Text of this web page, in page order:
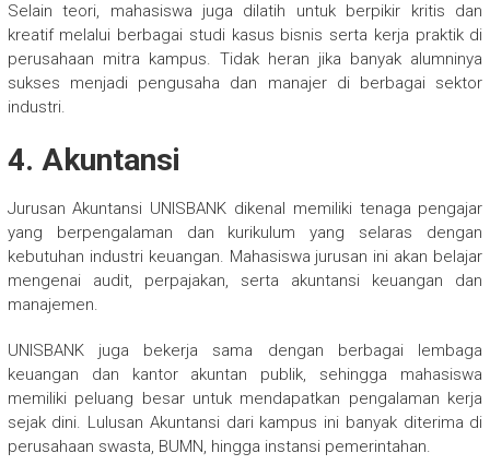
Selain teori, mahasiswa juga dilatih untuk berpikir kritis dan
kreatif melalui berbagai studi kasus bisnis serta kerja praktik di
perusahaan mitra kampus. Tidak heran jika banyak alumninya
sukses menjadi pengusaha dan manajer di berbagai sektor
industri.
4. Akuntansi
Jurusan Akuntansi UNISBANK dikenal memiliki tenaga pengajar
yang berpengalaman dan kurikulum yang selaras dengan
kebutuhan industri keuangan. Mahasiswa jurusan ini akan belajar
mengenai audit, perpajakan, serta akuntansi keuangan dan
manajemen.
UNISBANK juga bekerja sama dengan berbagai lembaga
keuangan dan kantor akuntan publik, sehingga mahasiswa
memiliki peluang besar untuk mendapatkan pengalaman kerja
sejak dini. Lulusan Akuntansi dari kampus ini banyak diterima di
perusahaan swasta, BUMN, hingga instansi pemerintahan.